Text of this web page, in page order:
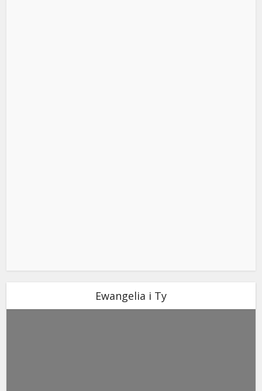
Ewangelia i Ty